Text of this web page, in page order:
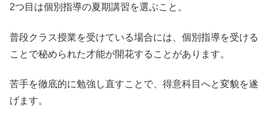
2つ目は個別指導の夏期講習を選ぶこと。
普段クラス授業を受けている場合には、個別指導を受ける
ことで秘められた才能が開花することがあります。
苦手を徹底的に勉強し直すことで、得意科目へと変貌を遂
げます。